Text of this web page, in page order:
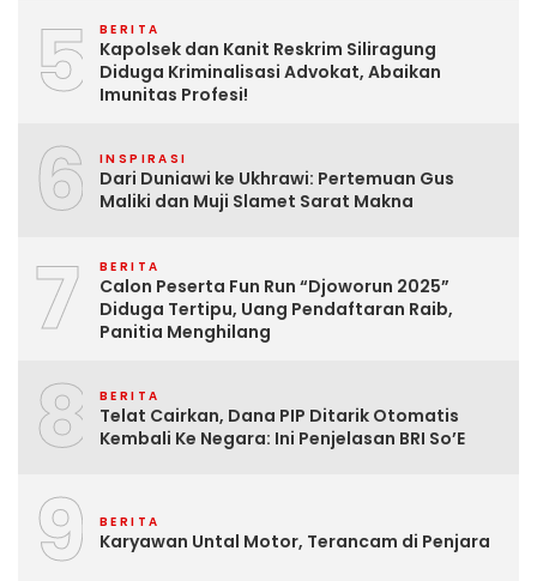
5 BERITA
Kapolsek dan Kanit Reskrim Siliragung
Diduga Kriminalisasi Advokat, Abaikan
Imunitas Profesi!
6 INSPIRASI
Dari Duniawi ke Ukhrawi: Pertemuan Gus
Maliki dan Muji Slamet Sarat Makna
7 BERITA
Calon Peserta Fun Run “Djoworun 2025”
Diduga Tertipu, Uang Pendaftaran Raib,
Panitia Menghilang
8 BERITA
Telat Cairkan, Dana PIP Ditarik Otomatis
Kembali Ke Negara: Ini Penjelasan BRI So’E
9 BERITA
Karyawan Untal Motor, Terancam di Penjara